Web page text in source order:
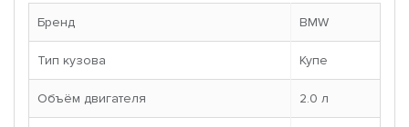
Бренд BMW
Тип кузова Купе
Объём двигателя 2.0 л